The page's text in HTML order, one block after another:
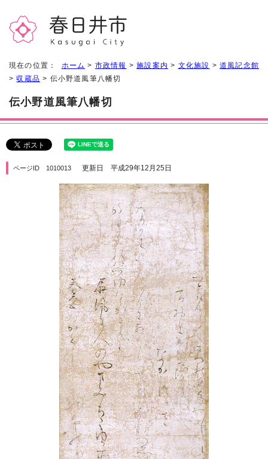
現在の位置： ホーム > 市政情報 >施設案内 > 文化施設 >道風記念館
>収蔵品 > 伝小野道風筆八幡切
伝小野道風筆八幡切
ページID 1010013 更新日 平成29年12月25日